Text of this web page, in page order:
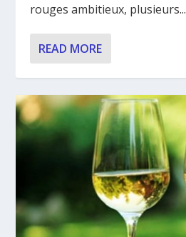
rouges ambitieux, plusieurs...
READ MORE